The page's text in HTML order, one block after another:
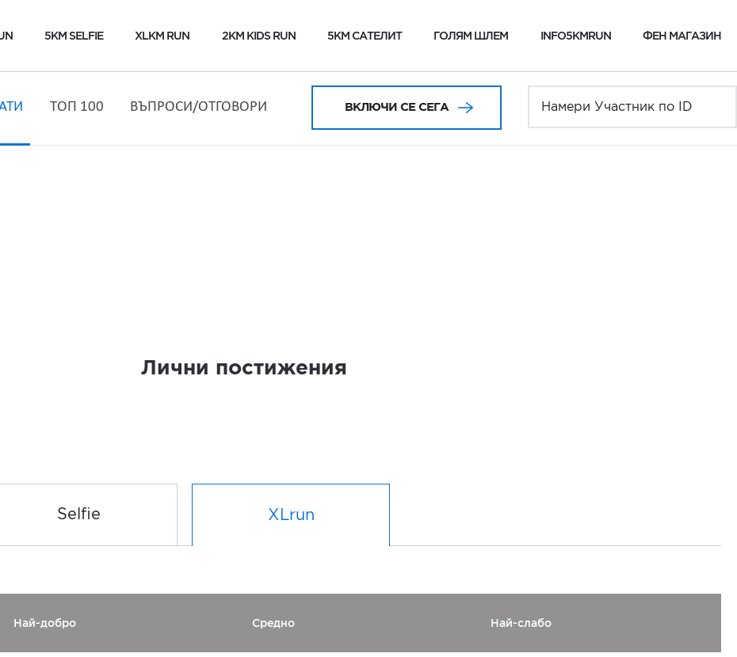
5KM SELFIE XLKM RUN 2KM KIDS RUN 5KM САТЕЛИТ ГОЛЯМ ШЛЕМ INFO5KMRUN ФЕН МАГАЗИН
ТОП 100 ВЪПРОСИ/ОТГОВОРИ ВКЛЮЧИ СЕ СЕГА
Лични постижения
Selfie XLrun
Най-добро Средно Най-слабо